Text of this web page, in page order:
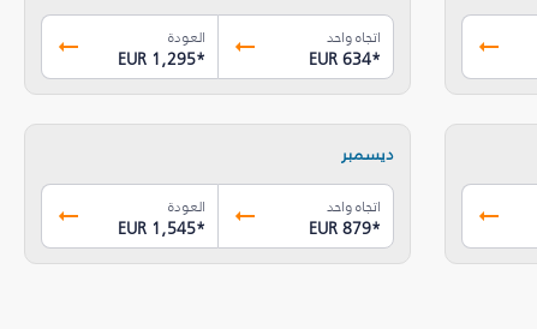
اتجاه واحد
EUR 634*
العودة
EUR 1,295*
ديسمبر
اتجاه واحد
EUR 879*
العودة
EUR 1,545*